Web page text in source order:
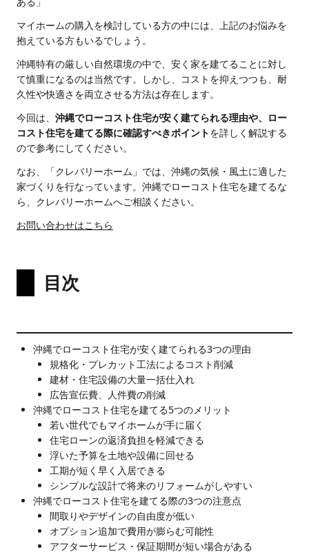
マイホームの購入を検討している方の中には、上記のお悩みを
抱えている方もいるでしょう。
沖縄特有の厳しい自然環境の中で、安く家を建てることに対し
て慎重になるのは当然です。しかし、コストを抑えつつも、耐
久性や快適さを両立させる方法は存在します。
今回は、 沖縄でローコスト住宅が安く建てられる理由や、ロー
コスト住宅を建てる際に確認すべきポイントを詳しく解説する
ので参考にしてください。
なお、「クレバリーホーム」では、沖縄の気候・風土に適した
家づくりを行なっています。沖縄でローコスト住宅を建てるな
ら、クレバリーホームへご相談ください。
お問い合わせはこちら
目次
沖縄でローコスト住宅が安く建てられる3つの理由
規格化・プレカット工法によるコスト削減
建材・住宅設備の大量一括仕入れ
広告宣伝費、人件費の削減
沖縄でローコスト住宅を建てる5つのメリット
若い世代でもマイホームが手に届く
住宅ローンの返済負担を軽減できる
浮いた予算を土地や設備に回せる
工期が短く早く入居できる
シンプルな設計で将来のリフォームがしやすい
沖縄でローコスト住宅を建てる際の3つの注意点
間取りやデザインの自由度が低い
オプション追加で費用が膨らむ可能性
アフターサービス・保証期間が短い場合がある